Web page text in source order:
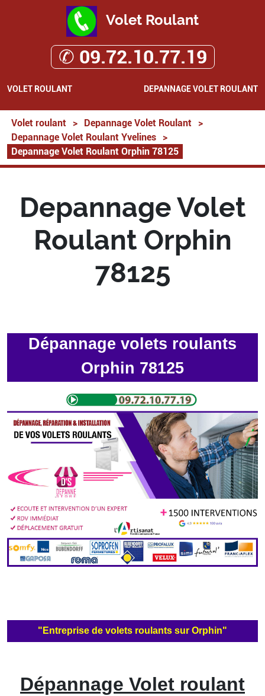
Volet Roulant
✆ 09.72.10.77.19
VOLET ROULANT DEPANNAGE VOLET ROULANT
Volet roulant > Depannage Volet Roulant
>
Depannage Volet Roulant Yvelines
>
Depannage Volet Roulant Orphin 78125
Depannage Volet
Roulant Orphin
78125
Dépannage volets roulants
Orphin 78125
"Entreprise de volets roulants sur Orphin"
Dépannage Volet roulant